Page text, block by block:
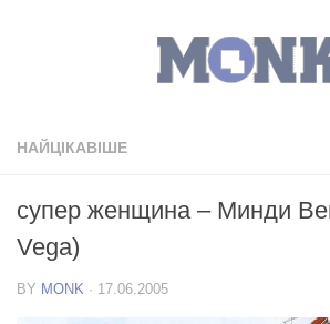
НАЙЦІКАВІШЕ
супер женщина – Минди
Vega)
BY MONK · 17.06.2005